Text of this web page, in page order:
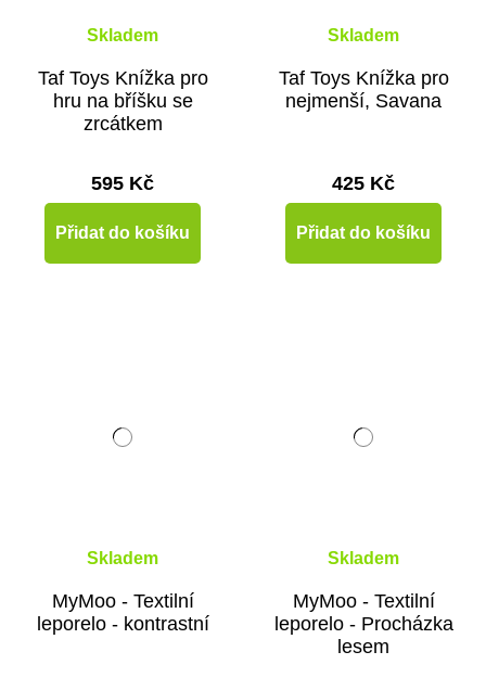
Skladem
Taf Toys Knížka pro
hru na bříšku se
zrcátkem
595 Kč
Přidat do košíku
Skladem
Taf Toys Knížka pro
nejmenší, Savana
425 Kč
Přidat do košíku
Skladem
MyMoo - Textilní
leporelo - kontrastní
Skladem
MyMoo - Textilní
leporelo - Procházka
lesem